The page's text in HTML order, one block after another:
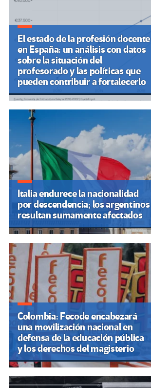
El estado de la profesión docente
en España: un análisis con datos
sobre la situación del
profesorado y las políticas que
pueden contribuir a fortalecerlo
Italia endurece la nacionalidad
por descendencia; los argentinos
resultan sumamente afectados
Colombia: Fecode encabezará
una movilización nacional en
defensa de la educación pública
y los derechos del magisterio